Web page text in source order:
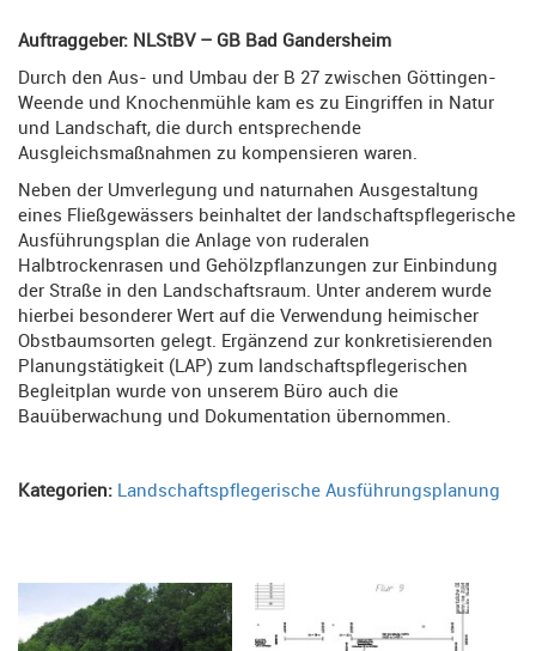
Auftraggeber: NLStBV – GB Bad Gandersheim
Durch den Aus- und Umbau der B 27 zwischen Göttingen-
Weende und Knochenmühle kam es zu Eingriffen in Natur
und Landschaft, die durch entsprechende
Ausgleichsmaßnahmen zu kompensieren waren.
Neben der Umverlegung und naturnahen Ausgestaltung
eines Fließgewässers beinhaltet der landschaftspflegerische
Ausführungsplan die Anlage von ruderalen
Halbtrockenrasen und Gehölzpflanzungen zur Einbindung
der Straße in den Landschaftsraum. Unter anderem wurde
hierbei besonderer Wert auf die Verwendung heimischer
Obstbaumsorten gelegt. Ergänzend zur konkretisierenden
Planungstätigkeit (LAP) zum landschaftspflegerischen
Begleitplan wurde von unserem Büro auch die
Bauüberwachung und Dokumentation übernommen.
Kategorien: Landschaftspflegerische Ausführungsplanung